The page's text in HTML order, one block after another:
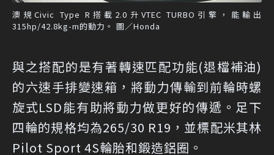
澳規Civic Type R搭載2.0升VTEC TURBO引擎，能輸出
315hp/42.8kg-m的動力。 圖／Honda
與之搭配的是有著轉速匹配功能(退檔補油)
的六速手排變速箱，將動力傳輸到前輪時螺
旋式LSD能有助將動力做更好的傳遞。足下
四輪的規格均為265/30 R19，並標配米其林
Pilot Sport 4S輪胎和鍛造鋁圈。